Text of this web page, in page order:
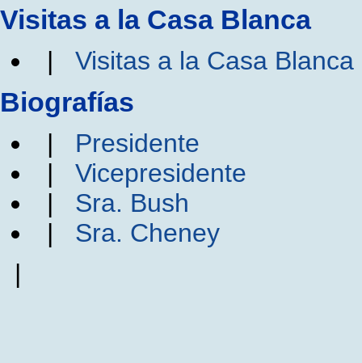
Visitas a la Casa Blanca
| Visitas a la Casa Blanca
Biografías
| Presidente
| Vicepresidente
| Sra. Bush
| Sra. Cheney
|